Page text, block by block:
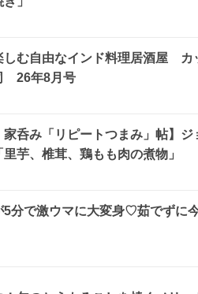
しむ自由なインド料理居酒屋 カ
26年8月号
家呑み「リピートつまみ」帖】
芋、椎茸、鶏もも肉の煮物」
5分で激ウマに大変身♡茹でずに